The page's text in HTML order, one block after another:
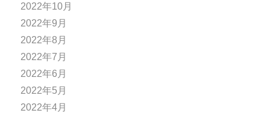
2022年10月
2022年9月
2022年8月
2022年7月
2022年6月
2022年5月
2022年4月